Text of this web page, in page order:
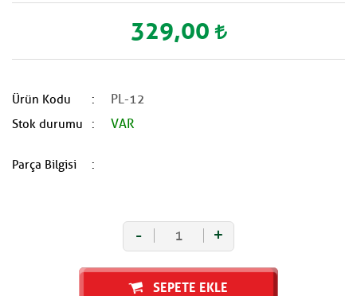
329,00
Ürün Kodu PL-12
Stok durumu VAR
Parça Bilgisi
- +
SEPETE EKLE